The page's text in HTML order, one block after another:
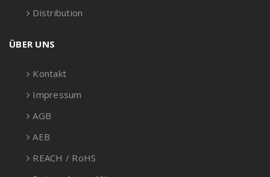
Distribution
ÜBER UNS
Kontakt
Impressum
AGB
AEB
REACH / RoHS